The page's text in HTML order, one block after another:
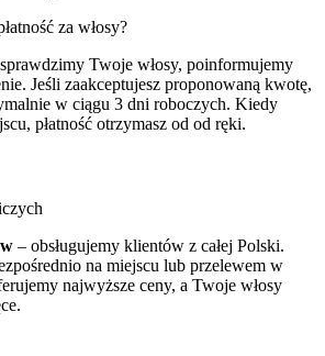
za włosy?
Twoje włosy, poinformujemy
Jeśli zaakceptujesz proponowaną kwotę,
w ciągu 3 dni roboczych. Kiedy
płatność otrzymasz od od ręki.
– obsługujemy klientów z całej Polski.
na miejscu lub przelewem w
najwyższe ceny, a Twoje włosy